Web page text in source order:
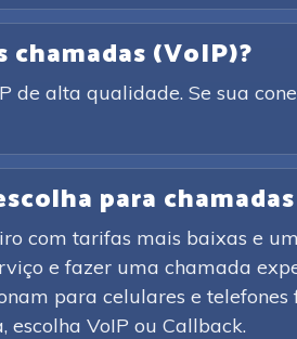
chamadas (VoIP)?
de alta qualidade. Se sua
para
com tarifas mais baixas e
e fazer uma chamada
para celulares e
escolha VoIP ou Callback.